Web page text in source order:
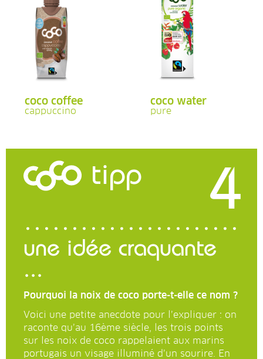
coco coffee
cappuccino
coco water
pure
tipp 4
une idée craquante
...
Pourquoi la noix de coco porte-t-elle ce nom ?
Voici une petite anecdote pour l’expliquer : on
raconte qu’au 16ème siècle, les trois points
sur les noix de coco rappelaient aux marins
portugais un visage illuminé d’un sourire. En